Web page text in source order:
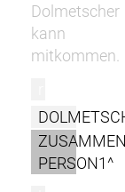
Dolmetscher
kann
mitkommen.
PERSON1^